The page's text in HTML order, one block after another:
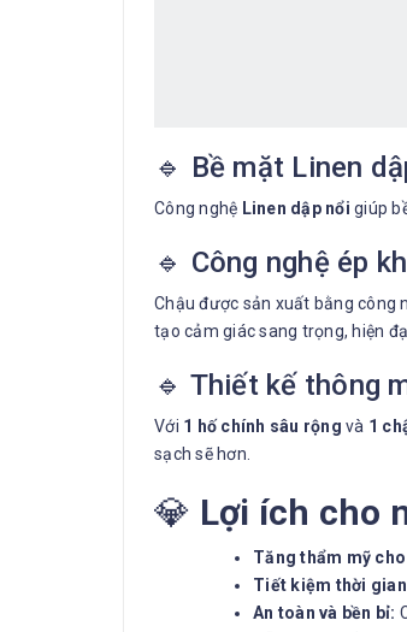
🔹 Bề mặt Linen
Công nghệ Linen dập nổi giúp
🔹 Công nghệ ép
Chậu được sản xuất bằng công
tạo cảm giác sang trọng, hiện
🔹 Thiết kế thông
Với 1 hố chính sâu rộng và 1
sạch sẽ hơn.
💎 Lợi ích cho
Tăng thẩm mỹ
Tiết kiệm thời
An toàn và bền bỉ: